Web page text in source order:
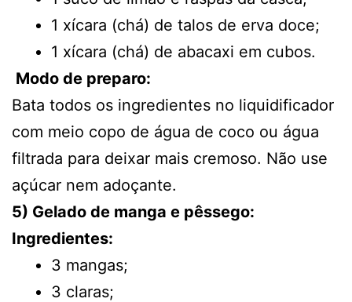
1 xícara (chá) de talos de erva doce;
1 xícara (chá) de abacaxi em cubos.
Modo de preparo:
Bata todos os ingredientes no liquidificador
com meio copo de água de coco ou água
filtrada para deixar mais cremoso. Não use
açúcar nem adoçante.
5) Gelado de manga e pêssego:
Ingredientes:
3 mangas;
3 claras;